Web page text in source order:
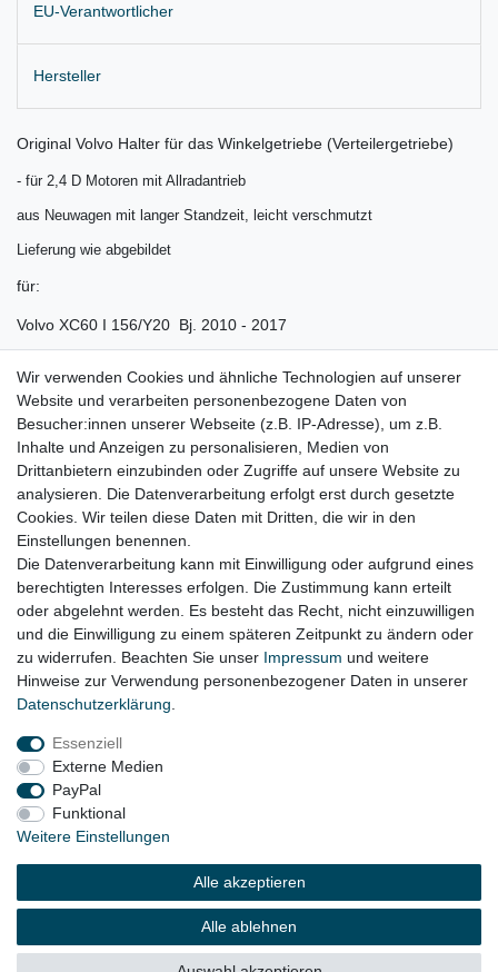
EU-Verantwortlicher
Hersteller
Original Volvo Halter für das Winkelgetriebe (Verteilergetriebe)
- für 2,4 D Motoren mit Allradantrieb
aus Neuwagen mit langer Standzeit, leicht verschmutzt
Lieferung wie abgebildet
für:
Volvo XC60 I 156/Y20 Bj. 2010 - 2017
Volvo V60 I 156 Bj. 2011 - 2018
Volvo V70 III Bj. 2010 - 2016
Volvo S80 II 124/AS Bj. 2009 - 2015
Volvo XC70 II 136/AS Bj. 2010 - 2016
Lieferzeit etwa 1 bis 3 Werktage
Wir verwenden Cookies und ähnliche Technologien auf unserer
Website und verarbeiten personenbezogene Daten von
Besucher:innen unserer Webseite (z.B. IP-Adresse), um z.B.
Inhalte und Anzeigen zu personalisieren, Medien von
Drittanbietern einzubinden oder Zugriffe auf unsere Website zu
analysieren. Die Datenverarbeitung erfolgt erst durch gesetzte
Cookies. Wir teilen diese Daten mit Dritten, die wir in den
Einstellungen benennen.
Die Datenverarbeitung kann mit Einwilligung oder aufgrund eines
berechtigten Interesses erfolgen. Die Zustimmung kann erteilt
oder abgelehnt werden. Es besteht das Recht, nicht einzuwilligen
und die Einwilligung zu einem späteren Zeitpunkt zu ändern oder
zu widerrufen. Beachten Sie unser Impressum und weitere
Hinweise zur Verwendung personenbezogener Daten in unserer
Daten­schutz­erklärung
Essenziell
Externe Medien
PayPal
Funktional
Weitere Einstellungen
Alle akzeptieren
Alle ablehnen
Impressum
Widerrufs­recht
© Copyright 2026 | Alle Rechte vorbehalten.